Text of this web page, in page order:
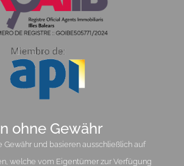
ohne Gewähr
Gewähr und basieren ausschließlich auf
welche vom Eigentümer zur Verfügung